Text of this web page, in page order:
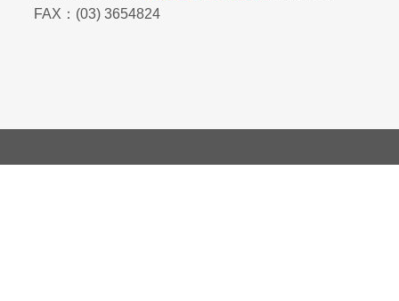
FAX ： (03) 3654824